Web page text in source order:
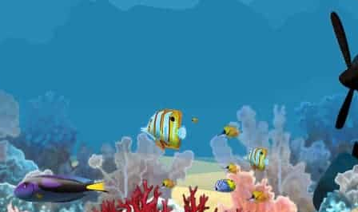
A propos de Blog Plongée